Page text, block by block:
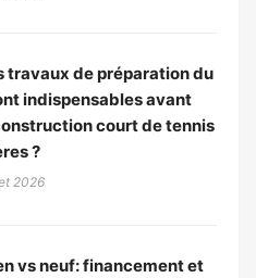
travaux de préparation du
indispensables avant
court de tennis
?
2026
vs neuf: financement et